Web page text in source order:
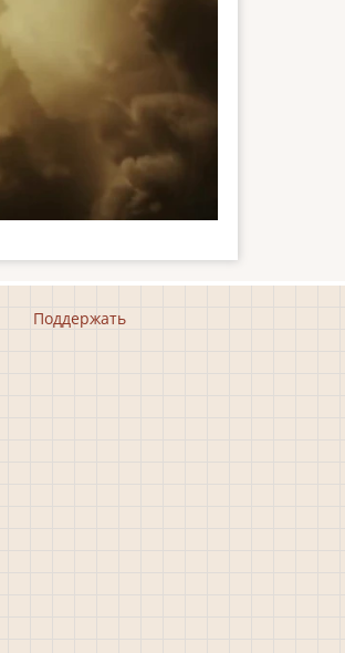
Поддержать